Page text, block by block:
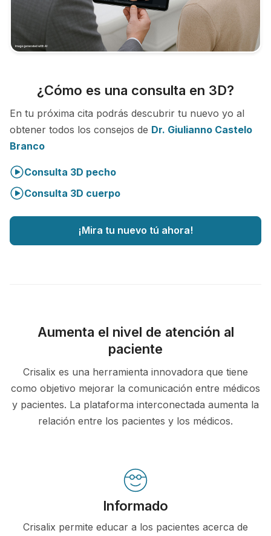
¿Cómo es una consulta en 3D?
En tu próxima cita podrás descubrir tu nuevo yo al
obtener todos los consejos de Dr. Giulianno Castelo
Branco
Consulta 3D pecho
Consulta 3D cuerpo
¡Mira tu nuevo tú ahora!
Aumenta el nivel de atención al
paciente
Crisalix es una herramienta innovadora que tiene
como objetivo mejorar la comunicación entre médicos
y pacientes. La plataforma interconectada aumenta la
relación entre los pacientes y los médicos.
Informado
Crisalix permite educar a los pacientes acerca de